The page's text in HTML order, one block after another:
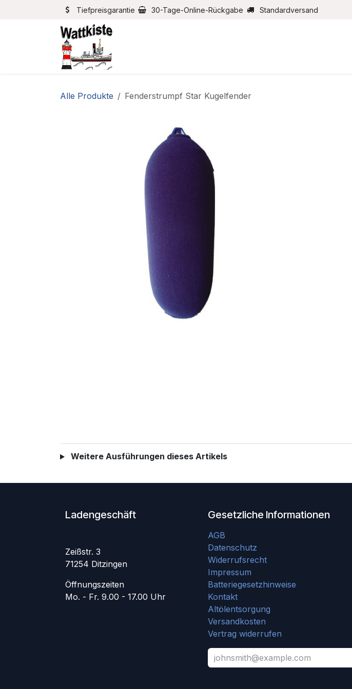
Zum Inhalt springenTiefpreisgarantie 30-Tage-Online-Rückgabe Standardversand
Alle Produkte Fenderstrumpf Star Kugelfender
Weitere Ausführungen dieses Artikels
Ladengeschäft
Zeißstr. 3
71254 Ditzingen
Öffnungszeiten
Mo. - Fr. 9.00 - 17.00 Uhr
Gesetzliche Informationen
AGB
Datenschutz
Widerrufsrecht
Impressum
Batteriegesetzhinweise
Kontakt
Altölentsorgung
Versandkosten
Vertrag widerrufen